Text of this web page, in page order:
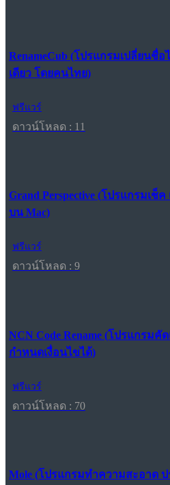
RenameCub (โปรแกรมเปลี่ยนชื่
เดียว โดยคนไทย)
ฟรีแวร์
ดาวน์โหลด : 11
Grand Perspective (โปรแกรมเ
บน Mac)
ฟรีแวร์
ดาวน์โหลด : 9
NCN Code Rename (โปรแกรม
กำหนดเงื่อนไขได้)
ฟรีแวร์
ดาวน์โหลด : 70
Mole (โปรแกรมทำความสะอาด ป